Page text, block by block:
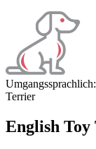
Umgangssprachlich:
Terrier
English